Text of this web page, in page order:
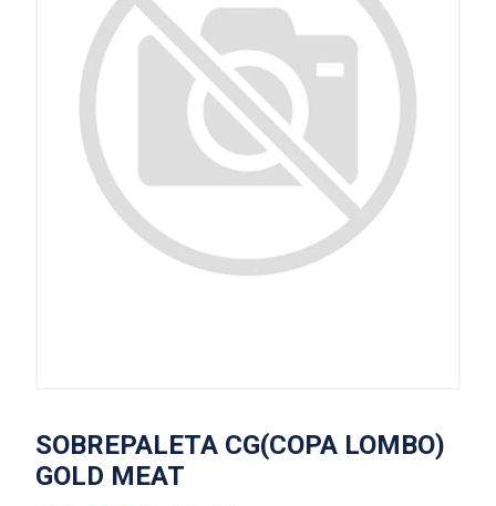
SOBREPALETA CG(COPA LOMBO)
GOLD MEAT